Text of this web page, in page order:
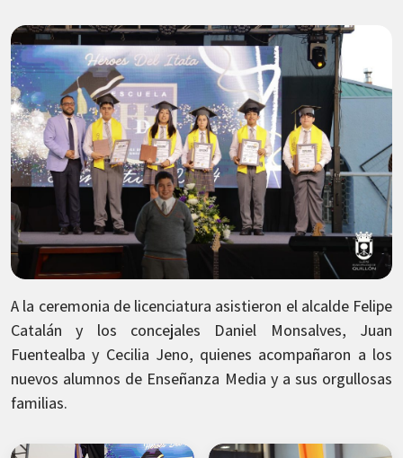
A la ceremonia de licenciatura asistieron el alcalde Felipe
Catalán y los concejales Daniel Monsalves, Juan
Fuentealba y Cecilia Jeno, quienes acompañaron a los
nuevos alumnos de Enseñanza Media y a sus orgullosas
familias.